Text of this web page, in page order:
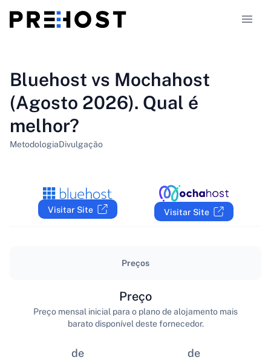
Comparações
PT-PT
Bluehost vs Mochahost
(Agosto 2026). Qual é
melhor?
MetodologiaDivulgação
Visitar Site Visitar Site
Preços
de
Preço
Preço mensal inicial para o plano de alojamento mais
barato disponível deste fornecedor.
de